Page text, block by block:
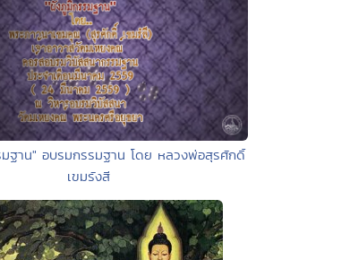
ฐาน" อบรมกรรมฐาน โดย หลวงพ่อสุรศักดิ์
เขมรังสี